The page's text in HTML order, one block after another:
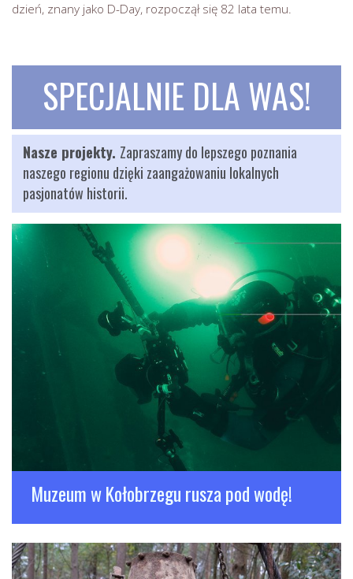
dzień, znany jako D-Day, rozpoczął się 82 lata temu.
SPECJALNIE DLA WAS!
Nasze projekty. Zapraszamy do lepszego poznania
naszego regionu dzięki zaangażowaniu lokalnych
pasjonatów historii.
Muzeum w Kołobrzegu rusza pod wodę!